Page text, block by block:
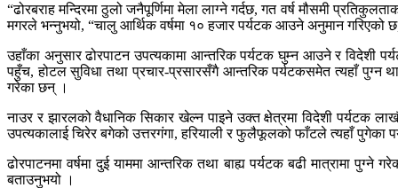
“ढोरबराह मन्दिरमा ठुलो जनैपूर्णिमा मेला लाग्ने गर्दछ, गत वर्ष मौसमी
मगरले भन्नुभयो, “चालु आर्थिक वर्षमा १० हजार पर्यटक आउने अनुमान गरिएको
उहाँका अनुसार ढोरपाटन उपत्यकामा आन्तरिक पर्यटक घुम्न आउने र विदेशी
पहुँच, होटल सुविधा तथा प्रचार-प्रसारसँगै आन्तरिक पर्यटकसमेत त्यहाँ पुग्न
गरेका छन् ।
नाउर र झारलको वैधानिक सिकार खेल्न पाइने उक्त क्षेत्रमा विदेशी पर्यटक
उपत्यकालाई चिरेर बगेको उत्तरगंगा, हरियाली र फुलैफूलको फाँटले त्यहाँ पुगेका
ढोरपाटनमा वर्षमा दुई याममा आन्तरिक तथा बाह्य पर्यटक बढी मात्रामा
बताउनुभयो ।